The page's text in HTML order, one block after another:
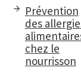
Prévention
des
chez le
nourrisson